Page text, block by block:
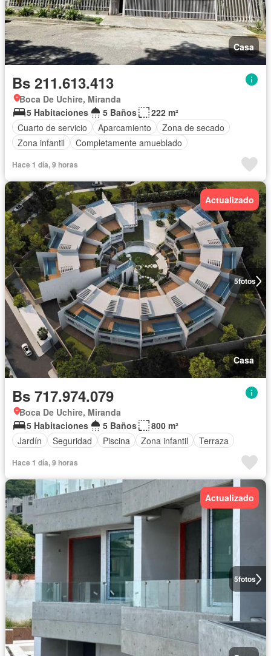
Casa
Bs 211.613.413
Boca De Uchire, Miranda
5 Habitaciones
5 Baños
222 m²
Cuarto de servicio
Aparcamiento
Zona de secado
Zona infantil
Completamente amueblado
Hace 1 día, 9 horas
5fotos
Actualizado
Casa
Bs 717.974.079
Boca De Uchire, Miranda
5 Habitaciones
5 Baños
800 m²
Jardín
Seguridad Piscina Zona infantil Terraza
Hace 1 día, 9 horas
5fotos
Actualizado